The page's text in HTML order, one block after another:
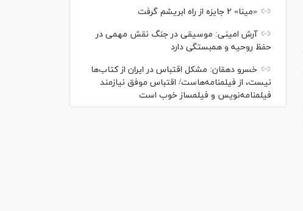
«مینا» ۲ جایزه از راه ابریشم گرفت
آرش امینی: موسیقی در جنگ نقش مهمی در
حفظ روحیه و همبستگی دارد
خسرو دهقان: مشکل اقتباس در ایران از کتاب‌ها
نیست، از فیلمنامه‌هاست/ اقتباس موفق نیازمند
فیلمنامه‌نویس و فیلمساز خوب است